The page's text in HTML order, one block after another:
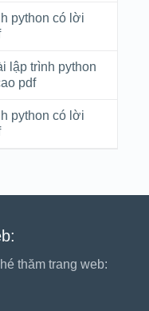
python có lời
lập trình python
pdf
python có lời
thăm trang web: